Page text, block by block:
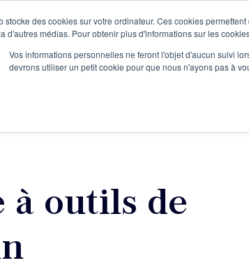
stocke des cookies sur votre ordinateur. Ces cookies
d'autres médias. Pour obtenir plus d'informations sur les
Vos informations personnelles ne feront l'objet d'aucun suivi
devrons utiliser un petit cookie pour que nous n'ayons pas à
Le podcast
à outils de